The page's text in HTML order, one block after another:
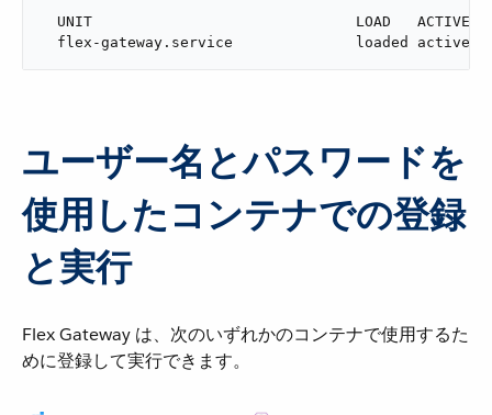
UNIT                              LOAD   ACTIVE
flex-gateway.service              loaded active
ユーザー名とパスワードを
使用したコンテナでの登録
と実行
Flex Gateway は、次のいずれかのコンテナで使用するた
めに登録して実行できます。